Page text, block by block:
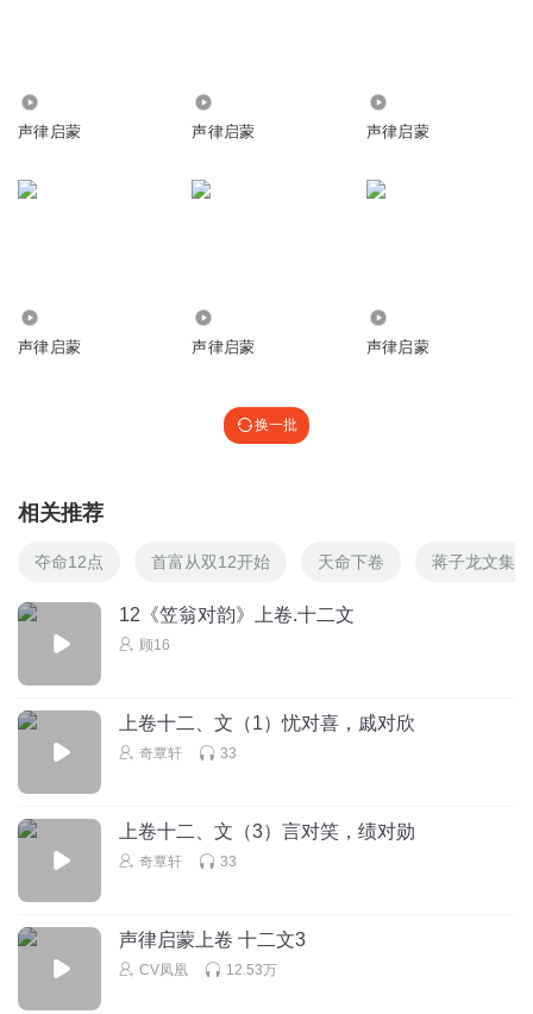
声律启蒙 声律启蒙 声律启蒙
声律启蒙 声律启蒙 声律启蒙
换一批
相关推荐
夺命12点 首富从双12开始 天命下卷 蒋子龙文集
12《笠翁对韵》上卷.十二文
顾16
上卷十二、文（1）忧对喜，戚对欣
奇覃轩 33
上卷十二、文（3）言对笑，绩对勋
奇覃轩 33
声律启蒙上卷 十二文3
CV凤凰 12.53万